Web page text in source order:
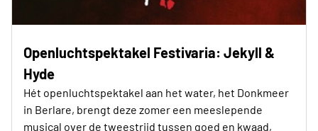
Openluchtspektakel Festivaria: Jekyll &
Hyde
Hét openluchtspektakel aan het water, het Donkmeer
in Berlare, brengt deze zomer een meeslepende
musical over de tweestrijd tussen goed en kwaad,